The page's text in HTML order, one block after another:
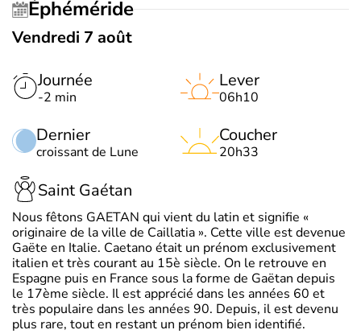
Éphéméride
Vendredi 7 août
Journée
-2 min
Dernier
croissant de Lune
Lever
06h10
Coucher
20h33
Saint Gaétan
Nous fêtons GAETAN qui vient du latin et signifie «
originaire de la ville de Caillatia ». Cette ville est devenue
Gaëte en Italie. Caetano était un prénom exclusivement
italien et très courant au 15è siècle. On le retrouve en
Espagne puis en France sous la forme de Gaëtan depuis
le 17ème siècle. Il est apprécié dans les années 60 et
très populaire dans les années 90. Depuis, il est devenu
plus rare, tout en restant un prénom bien identifié.